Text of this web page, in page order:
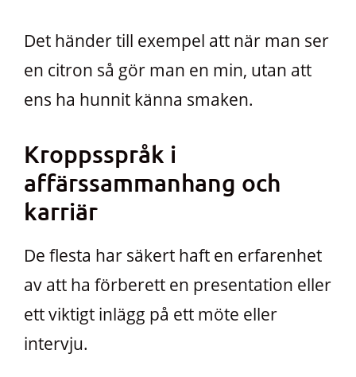
Det händer till exempel att när man ser
en citron så gör man en min, utan att
ens ha hunnit känna smaken.
Kroppsspråk i
affärssammanhang och
karriär
De flesta har säkert haft en erfarenhet
av att ha förberett en presentation eller
ett viktigt inlägg på ett möte eller
intervju.